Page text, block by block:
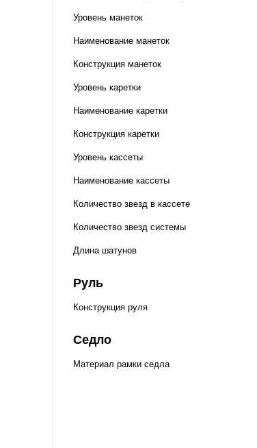
Уровень манеток
Наименование манеток
Конструкция манеток
Уровень каретки
Наименование каретки
Конструкция каретки
Уровень кассеты
Наименование кассеты
Количество звезд в кассете
Количество звезд системы
Длина шатунов
Руль
Конструкция руля
Седло
Материал рамки седла